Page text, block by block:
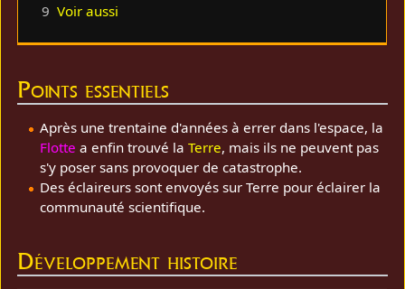
9 Voir aussi
Points essentiels
Après une trentaine d'années à errer dans l'espace, la
Flotte a enfin trouvé la Terre, mais ils ne peuvent pas
s'y poser sans provoquer de catastrophe.
Des éclaireurs sont envoyés sur Terre pour éclairer la
communauté scientifique.
Développement histoire